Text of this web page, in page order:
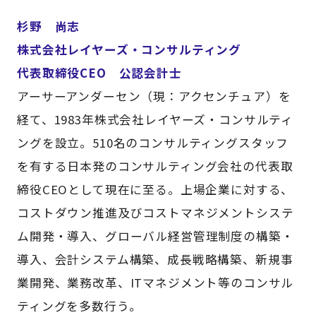
杉野 尚志
株式会社レイヤーズ・コンサルティング
代表取締役CEO 公認会計士
アーサーアンダーセン（現：アクセンチュア）を
経て、1983年株式会社レイヤーズ・コンサルティ
ングを設立。510名のコンサルティングスタッフ
を有する日本発のコンサルティング会社の代表取
締役CEOとして現在に至る。上場企業に対する、
コストダウン推進及びコストマネジメントシステ
ム開発・導入、グローバル経営管理制度の構築・
導入、会計システム構築、成長戦略構築、新規事
業開発、業務改革、ITマネジメント等のコンサル
ティングを多数行う。